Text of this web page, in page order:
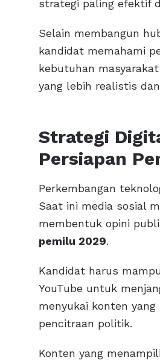
strategi paling efektif
Selain membangun
kandidat memahami
kebutuhan
yang lebih realistis
Strategi
Persiapan
Perkembangan
Saat ini media sosial
membentuk opini
pemilu 2029.
Kandidat harus
YouTube untuk
menyukai konten
pencitraan politik.
Konten yang